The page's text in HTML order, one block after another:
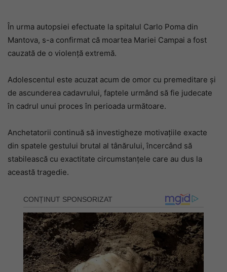
În urma autopsiei efectuate la spitalul Carlo Poma din
Mantova, s-a confirmat că moartea Mariei Campai a fost
cauzată de o violență extremă.
Adolescentul este acuzat acum de omor cu premeditare și
de ascunderea cadavrului, faptele urmând să fie judecate
în cadrul unui proces în perioada următoare.
Anchetatorii continuă să investigheze motivațiile exacte
din spatele gestului brutal al tânărului, încercând să
stabilească cu exactitate circumstanțele care au dus la
această tragedie.